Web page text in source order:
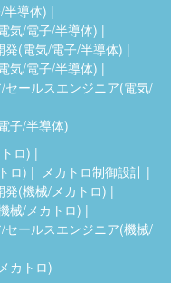
半導体)
気/電子/半導体)
(電気/電子/半導体)
気/電子/半導体)
ールスエンジニア(電気/
子/半導体)
ロ)
ロ)
メカトロ制御設計
発(機械/メカトロ)
械/メカトロ)
ールスエンジニア(機械/
カトロ)